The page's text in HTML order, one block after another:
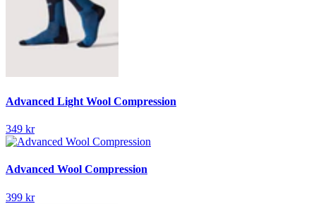
Advanced Light Wool Compression
349 kr
Advanced Wool Compression
399 kr